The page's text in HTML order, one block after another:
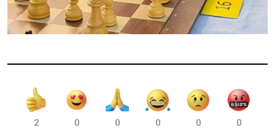
2 0 0 0 0 0